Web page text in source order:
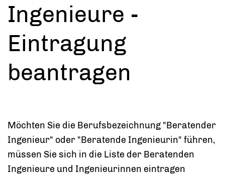
Ingenieure -
Eintragung
beantragen
Möchten Sie die Berufsbezeichnung "Beratender
Ingenieur" oder "Beratende Ingenieurin" führen,
müssen Sie sich in die Liste der Beratenden
Ingenieure und Ingenieurinnen eintragen